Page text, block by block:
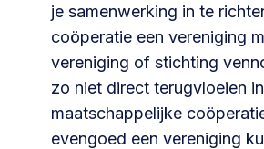
je samenwerking in te
coöperatie een vereniging
vereniging of stichting
zo niet direct terugvloeien
maatschappelijke
evengoed een vereniging